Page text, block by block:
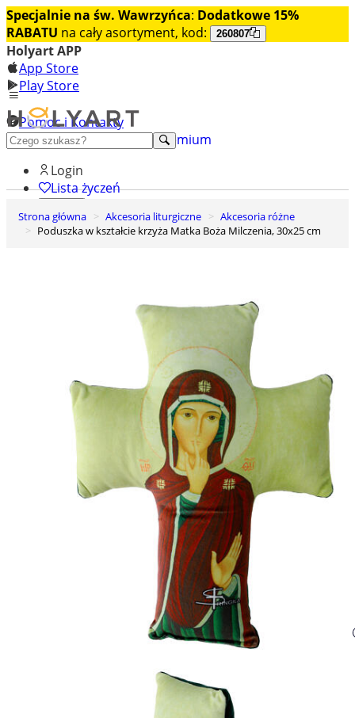
Specjalnie na św. Wawrzyńca: Dodatkowe 15%
RABATU na cały asortyment, kod: 260807
Holyart APP
App Store
Play Store
Pomoc i Kontakty
+48 222 922 860
Odkryj premium
Login
Lista życzeń
0
Koszyk
Strona główna Akcesoria liturgiczne
Akcesoria różne
Poduszka w kształcie krzyża Matka Boża Milczenia, 30x25 cm